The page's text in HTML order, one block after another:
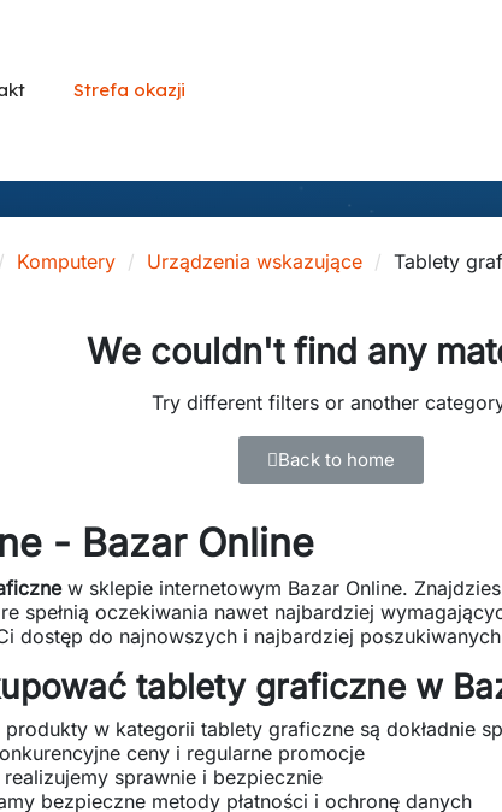
Strefa okazji
Komputery Urządzenia wskazujące
Tablety
We couldn't find any
Try different filters or another
Back to home
- Bazar Online
w sklepie internetowym Bazar Online.
spełnią oczekiwania nawet najbardziej
dostęp do najnowszych i najbardziej
tablety graficzne w
w kategorii tablety graficzne są dokładnie
ceny i regularne promocje
sprawnie i bezpiecznie
bezpieczne metody płatności i ochronę danych